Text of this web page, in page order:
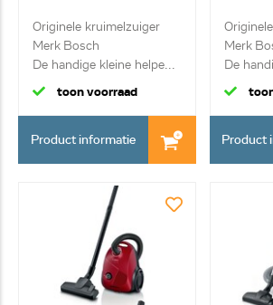
Originele kruimelzuiger
Merk Bosch
De handige kleine helpe...
toon voorraad
Product informatie
Merk
De
...
Product